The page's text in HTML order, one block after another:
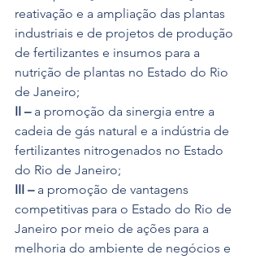
reativação e a ampliação das plantas
industriais e de projetos de produção
de fertilizantes e insumos para a
nutrição de plantas no Estado do Rio
de Janeiro;
II – a promoção da sinergia entre a
cadeia de gás natural e a indústria de
fertilizantes nitrogenados no Estado
do Rio de Janeiro;
III – a promoção de vantagens
competitivas para o Estado do Rio de
Janeiro por meio de ações para a
melhoria do ambiente de negócios e